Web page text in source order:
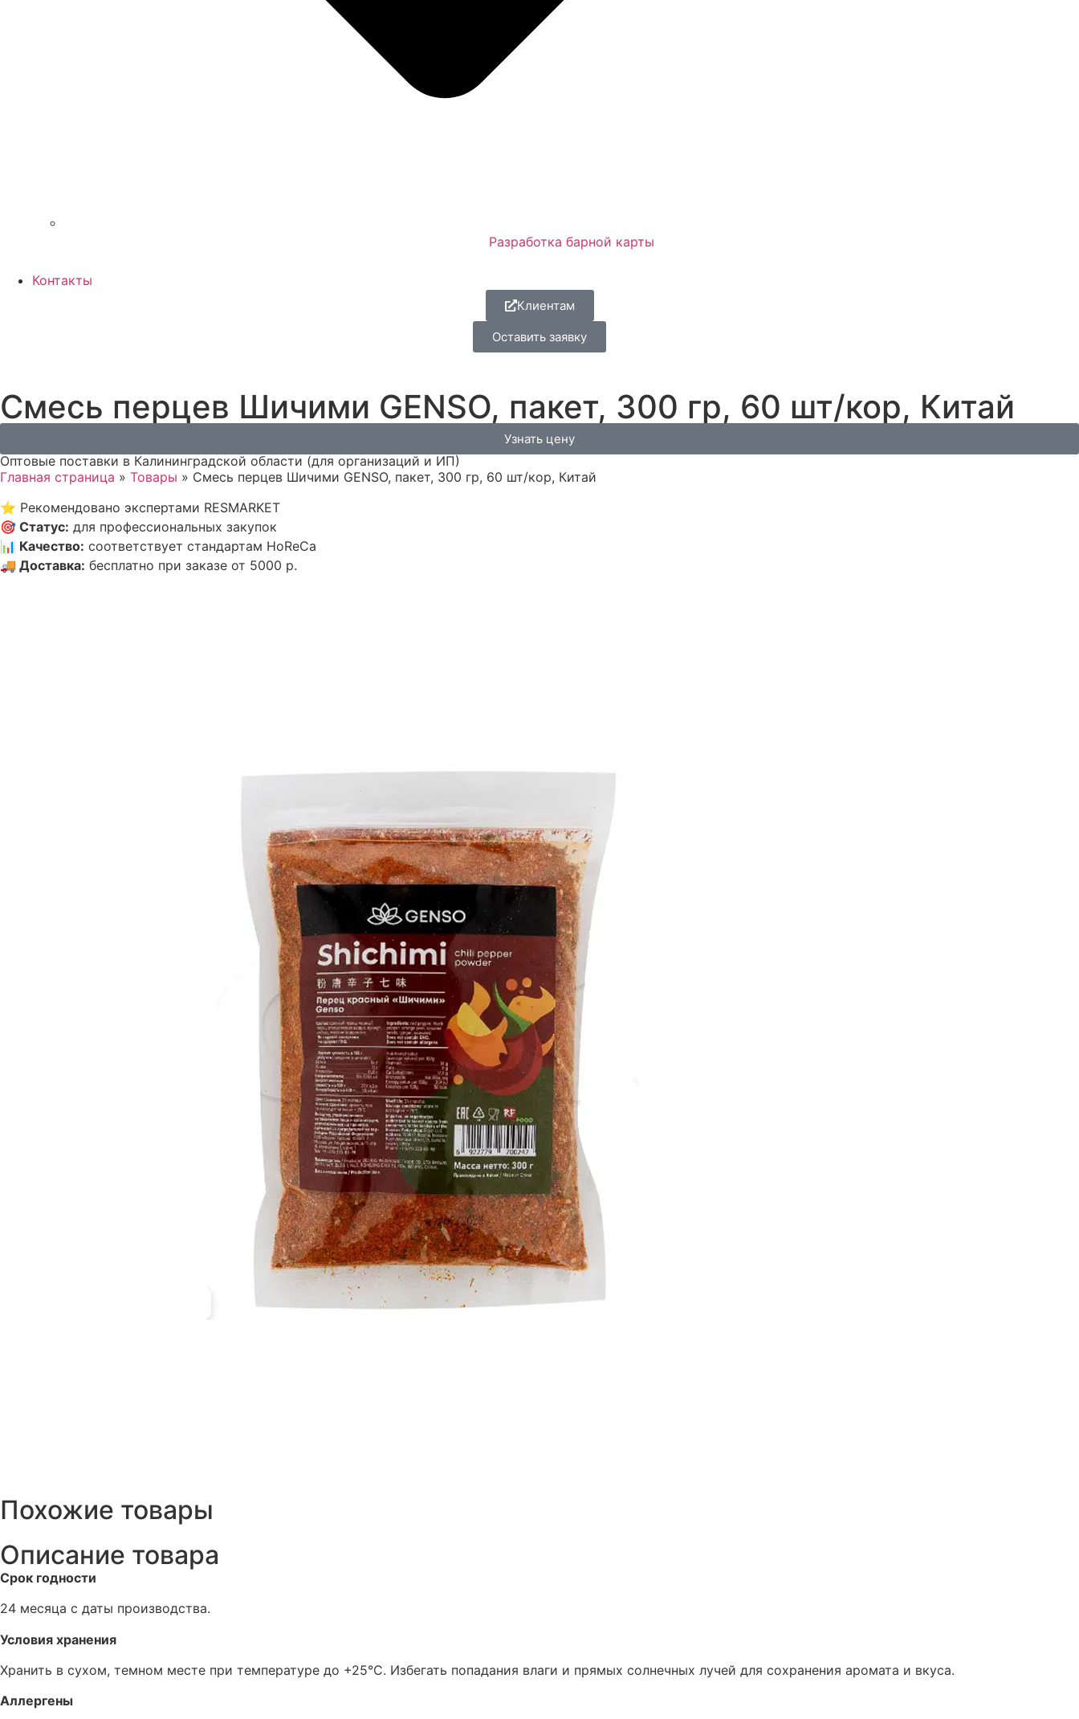
Разработка барной карты
Контакты
Клиентам
Оставить заявку
Смесь перцев Шичими GENSO, пакет, 300 гр, 60 шт/кор, Китай
Узнать цену
Оптовые поставки в Калининградской области (для организаций и ИП)
Главная страница » Товары » Смесь перцев Шичими GENSO, пакет, 300 гр, 60 шт/кор, Китай
⭐ Рекомендовано экспертами RESMARKET
🎯 Статус: для профессиональных закупок
📊 Качество: соответствует стандартам HoReCa
🚚 Доставка: бесплатно при заказе от 5000 р.
Похожие товары
Описание товара
Срок годности
24 месяца с даты производства.
Условия хранения
Хранить в сухом, темном месте при температуре до +25°C. Избегать попадания влаги и прямых солнечных лучей для сохранения аромата и вкуса.
Аллергены